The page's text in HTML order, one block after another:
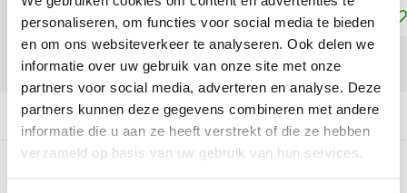
personaliseren, om functies voor social media te bieden
en om ons websiteverkeer te analyseren. Ook delen we
informatie over uw gebruik van onze site met onze
partners voor social media, adverteren en analyse. Deze
partners kunnen deze gegevens combineren met andere
informatie die u aan ze heeft verstrekt of die ze hebben
verzameld op basis van uw gebruik van hun services.
Toevoegen aan winkelwagen
DELEN:
Productomschrijving